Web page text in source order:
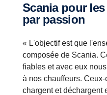
Scania pour les chauffeurs, le V8
par passion
« L'objectif est que
composée de Scania.
fiables et avec eux
à nos chauffeurs.
chargent et déchargent